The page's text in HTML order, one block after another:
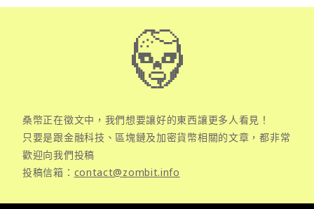
桑幣正在徵文中，我們想要讓好的東西讓更多人看見！
只要是跟金融科技、區塊鏈及加密貨幣相關的文章，都非常
歡迎向我們投稿
投稿信箱： contact@zombit.info